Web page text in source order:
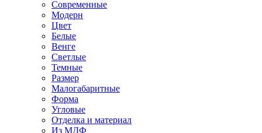
Современные
Модерн
Цвет
Белые
Венге
Светлые
Темные
Размер
Малогабаритные
Форма
Угловые
Отделка и материал
Из МДФ